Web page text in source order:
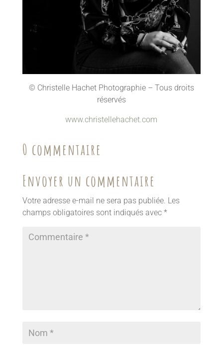
© Christelle Hachet Photographie – Tous droits
réservés
www.christellehachet.com
0 commentaire
Envoyer un commentaire
Votre adresse e-mail ne sera pas publiée. Les
champs obligatoires sont indiqués avec *